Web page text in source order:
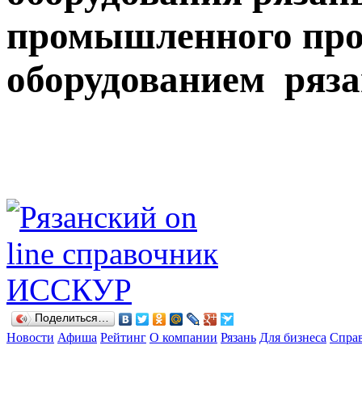
промышленного
оборудованием
Поделиться…
Новости Афиша Рейтинг О компании Рязань Для бизнеса